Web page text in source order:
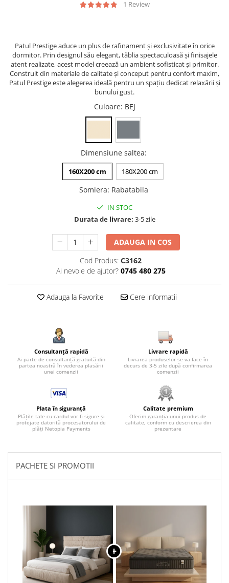
1 Review
Patul Prestige aduce un plus de rafinament și exclusivitate în orice
dormitor. Prin designul său elegant, tăblia spectaculoasă și finisajele
atent realizate, acest model creează un ambient sofisticat și primitor.
Construit din materiale de calitate și conceput pentru confort maxim,
Patul Prestige este alegerea ideală pentru un spațiu dedicat relaxării și
bunului gust.
Culoare: BEJ
Dimensiune saltea:
160X200 cm 180X200 cm
Somiera: Rabatabila
IN STOC
Durata de livrare: 3-5 zile
ADAUGA IN COS
Cod Produs: C3162
Ai nevoie de ajutor? 0745 480 275
Adauga la Favorite Cere informatii
Consultanță rapidă
Ai parte de consultanță gratuită din
partea noastră în vederea plasării
unei comenzii
Livrare rapidă
Livrarea produselor se va face în
decurs de 3-5 zile după confirmarea
comenzii
Plata în siguranță
Plățile tale cu cardul vor fi sigure și
protejate datorită procesatorului de
plăți Netopia Payments
Calitate premium
Oferim garanția unui produs de
calitate, conform cu descrierea din
prezentare
PACHETE SI PROMOTII